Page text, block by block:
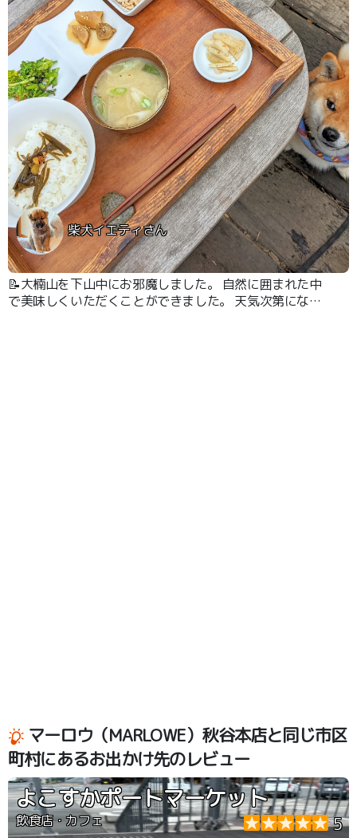
柴犬イエティさん
📝大楠山を下山中にお邪魔しました。 自然に囲まれた中
で美味しくいただくことができました。 天気次第になっ
マーロウ（MARLOWE）秋谷本店と同じ市区
町村にあるお出かけ先のレビュー
よこすかポートマーケット
飲食店・カフェ 5